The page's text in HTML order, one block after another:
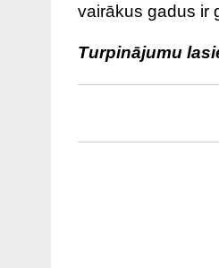
vairākus gadus ir
Turpinājumu